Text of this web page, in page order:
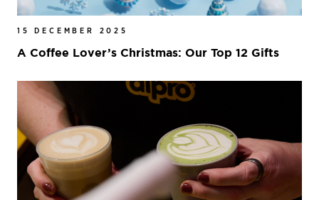
15 DECEMBER 2025
A Coffee Lover’s Christmas: Our Top 12 Gifts